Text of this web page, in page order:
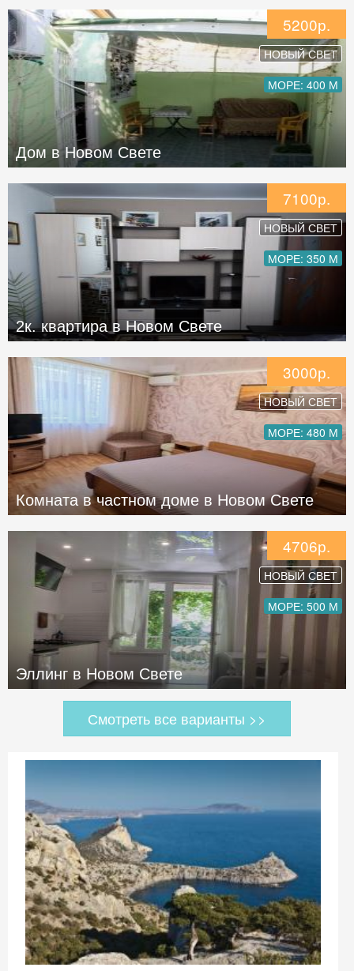
5200р.
НОВЫЙ СВЕТ
МОРЕ: 400 М
Дом в Новом Свете
7100р.
НОВЫЙ СВЕТ
МОРЕ: 350 М
2к. квартира в Новом Свете
3000р.
НОВЫЙ СВЕТ
МОРЕ: 480 М
Комната в частном доме в Новом Свете
4706р.
НОВЫЙ СВЕТ
МОРЕ: 500 М
Эллинг в Новом Свете
Смотреть все варианты >>